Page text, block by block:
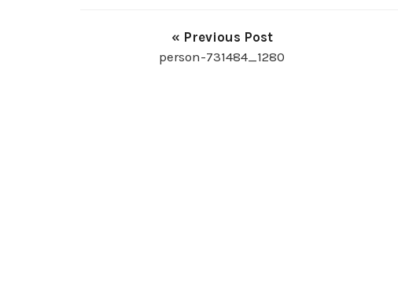
« Previous Post
person-731484_1280